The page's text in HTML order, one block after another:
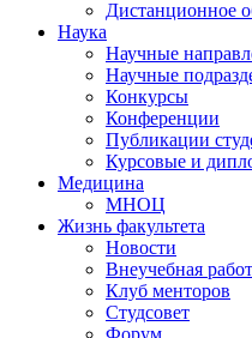
Дистанционное
Наука
Научные
Научные
Конкурсы
Конференции
Публикации
Курсовые и
Медицина
МНОЦ
Жизнь факультета
Новости
Внеучебная
Клуб менторов
Студсовет
Форум